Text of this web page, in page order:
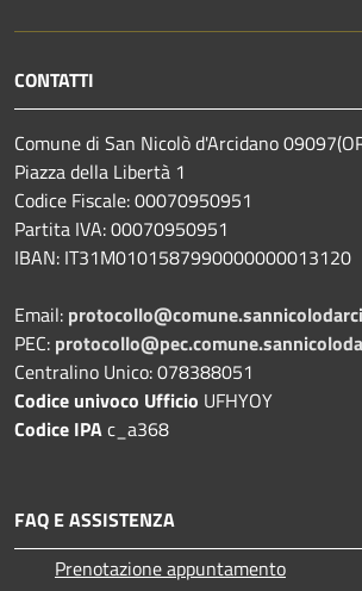
CONTATTI
Comune di San Nicolò d'Arcidano
Piazza della Libertà 1
Codice Fiscale: 00070950951
Partita IVA: 00070950951
IBAN: IT31M0101587990000000013120
Email:
PEC:
Centralino Unico: 078388051
Codice univoco Ufficio UFHYOY
Codice IPAc_a368
FAQ E ASSISTENZA
Prenotazione appuntamento